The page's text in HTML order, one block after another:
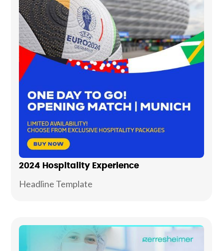
2024 Hospitality Experience
Headline Template